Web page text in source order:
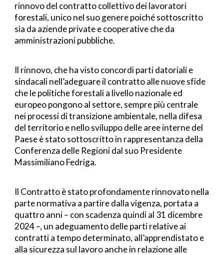
rinnovo del contratto collettivo dei lavoratori
forestali, unico nel suo genere poiché sottoscritto
sia da aziende private e cooperative che da
amministrazioni pubbliche.
Il rinnovo, che ha visto concordi parti datoriali e
sindacali nell’adeguare il contratto alle nuove sfide
che le politiche forestali a livello nazionale ed
europeo pongono al settore, sempre più centrale
nei processi di transizione ambientale, nella difesa
del territorio e nello sviluppo delle aree interne del
Paese è stato sottoscritto in rappresentanza della
Conferenza delle Regioni dal suo Presidente
Massimiliano Fedriga.
Il Contratto è stato profondamente rinnovato nella
parte normativa a partire dalla vigenza, portata a
quattro anni – con scadenza quindi al 31 dicembre
2024 –, un adeguamento delle parti relative ai
contratti a tempo determinato, all’apprendistato e
alla sicurezza sul lavoro anche in relazione alle